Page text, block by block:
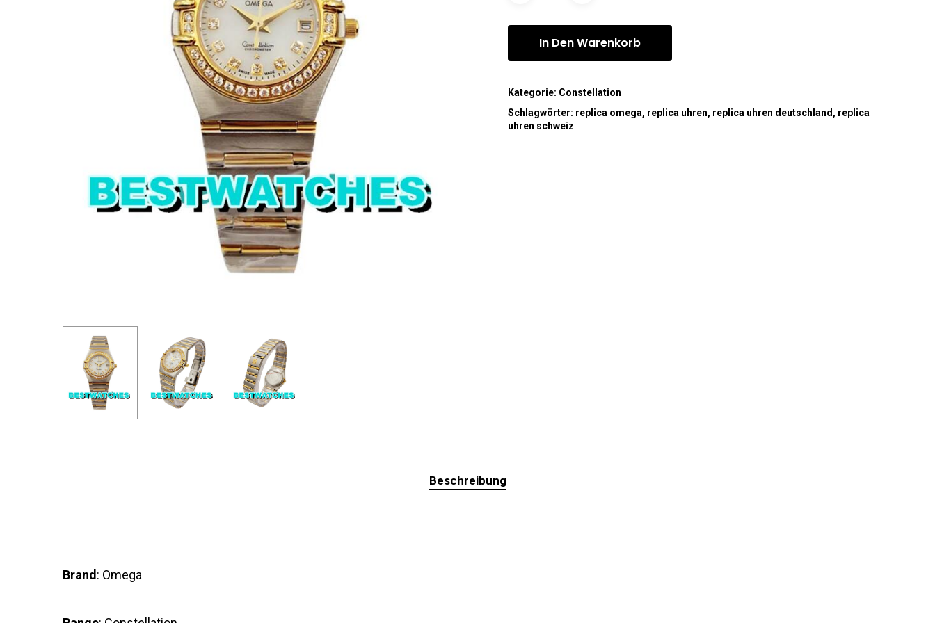
In Den Warenkorb
Kategorie: Constellation
Schlagwörter: replica omega, replica uhren, replica uhren deutschland , replica
uhren schweiz
Beschreibung
Brand : Omega